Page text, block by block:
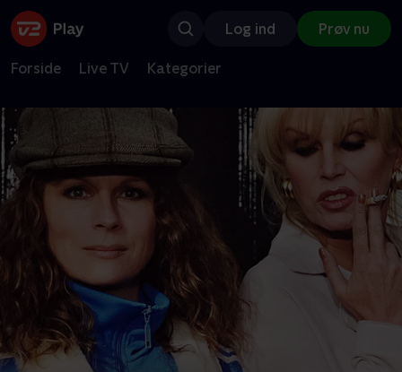
Log ind Prøv nu
Forside Live TV Kategorier